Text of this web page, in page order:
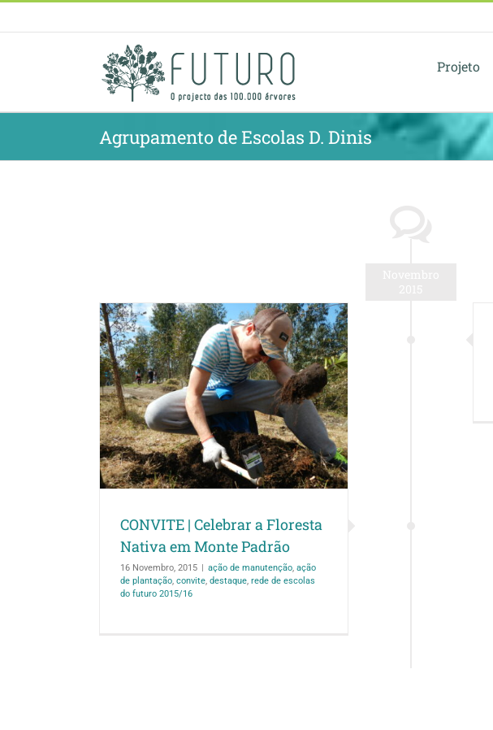
Projeto
Agrupamento de Escolas D. Dinis
CONVITE | Celebrar a Floresta
Nativa em Monte Padrão
16 Novembro, 2015 ação de manutenção, ação
de plantação, convite, destaque, rede de escolas
do futuro 2015/16